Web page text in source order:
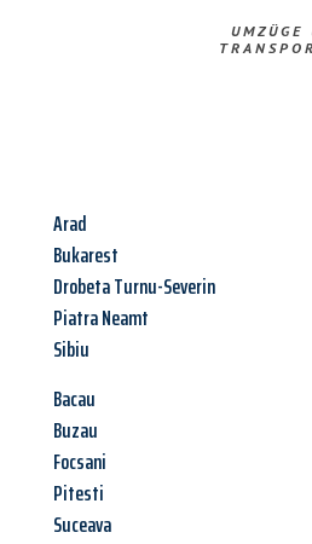
UMZÜGE
Arad
Bukarest
Drobeta Turnu-Severin
Piatra Neamt
Sibiu
Bacau
Buzau
Focsani
Pitesti
Suceava